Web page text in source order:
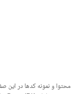
محتوا و نمونه کدها در